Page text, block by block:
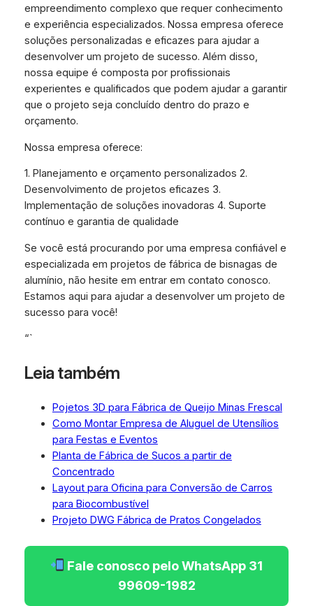
empreendimento complexo que requer conhecimento
e experiência especializados. Nossa empresa oferece
soluções personalizadas e eficazes para ajudar a
desenvolver um projeto de sucesso. Além disso,
nossa equipe é composta por profissionais
experientes e qualificados que podem ajudar a garantir
que o projeto seja concluído dentro do prazo e
orçamento.
Nossa empresa oferece:
1. Planejamento e orçamento personalizados 2.
Desenvolvimento de projetos eficazes 3.
Implementação de soluções inovadoras 4. Suporte
contínuo e garantia de qualidade
Se você está procurando por uma empresa confiável e
especializada em projetos de fábrica de bisnagas de
alumínio, não hesite em entrar em contato conosco.
Estamos aqui para ajudar a desenvolver um projeto de
sucesso para você!
“`
Leia também
Pojetos 3D para Fábrica de Queijo Minas Frescal
Como Montar Empresa de Aluguel de Utensílios
para Festas e Eventos
Planta de Fábrica de Sucos a partir de
Concentrado
Layout para Oficina para Conversão de Carros
para Biocombustível
Projeto DWG Fábrica de Pratos Congelados
Fale conosco pelo WhatsApp 31
99609-1982